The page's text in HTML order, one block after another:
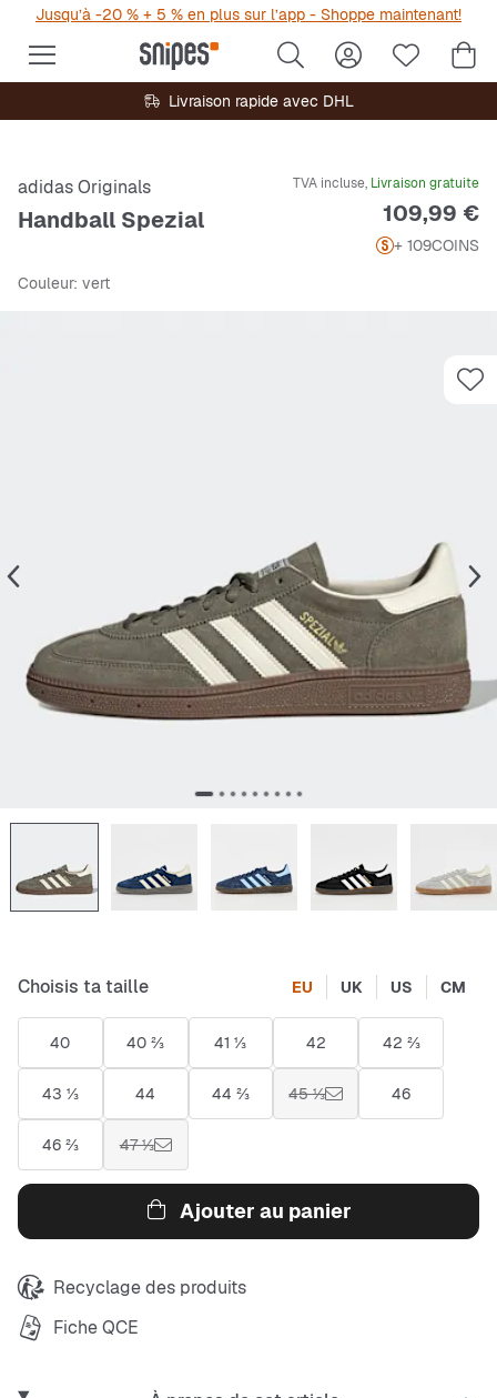
Jusqu’à -20 % + 5 % en plus sur l’app - Shoppe maintenant!
Livraison rapide avec DHL
adidas Originals
Handball Spezial
TVA incluse, Livraison gratuite
Prix
109,99 €
+ 109COINS
Couleur: vert
Choisis ta taille EU UK US CM
40 40 ⅔ 41 ⅓ 42 42 ⅔
43 ⅓ 44 44 ⅔ 45 ⅓ 46
46 ⅔ 47 ⅓
Ajouter au panier
Recyclage des produits
Fiche QCE